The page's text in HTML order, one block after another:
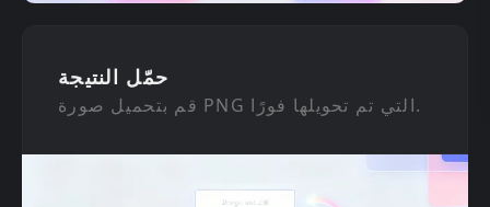
حمّل النتيجة
قم بتحميل صورة PNG التي تم تحويلها فورًا.